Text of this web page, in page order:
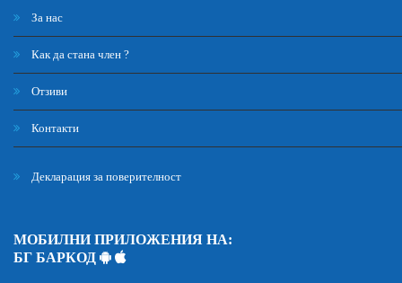
За нас
Как да стана член ?
Отзиви
Контакти
Декларация за поверителност
МОБИЛНИ ПРИЛОЖЕНИЯ НА:
БГ БАРКОД